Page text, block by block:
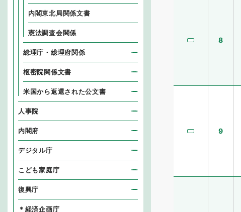
8
9
内閣東北局関係文書
憲法調査会関係
総理庁・総理府関係
枢密院関係文書
米国から返還された公文書
人事院
内閣府
デジタル庁
こども家庭庁
復興庁
＊経済企画庁